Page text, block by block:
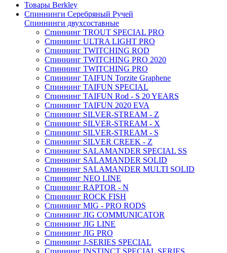
Товары Berkley
Спиннинги Серебряный Ручей
Спиннинги двухсоставные
Спиннинг TROUT SPECIAL PRO
Спиннинг ULTRA LIGHT PRO
Спиннинг TWITCHING ROD
Спиннинг TWITCHING PRO 2020
Спиннинг TWITCHING PRO
Спиннинг TAIFUN Torzite Graphene
Спиннинг TAIFUN SPECIAL
Спиннинг TAIFUN Rod - S 20 YEARS
Спиннинг TAIFUN 2020 EVA
Спиннинг SILVER-STREAM - Z
Спиннинг SILVER-STREAM - X
Спиннинг SILVER-STREAM - S
Спиннинг SILVER CREEK - Z
Спиннинг SALAMANDER SPECIAL SS
Спиннинг SALAMANDER SOLID
Спиннинг SALAMANDER MULTI SOLID
Спиннинг NEO LINE
Спиннинг RAPTOR - N
Спиннинг ROCK FISH
Спиннинг MIG - PRO RODS
Спиннинг JIG COMMUNICATOR
Спиннинг JIG LINE
Спиннинг JIG PRO
Спиннинг J-SERIES SPECIAL
Спиннинг INSTINCT SPECIAL SERIES